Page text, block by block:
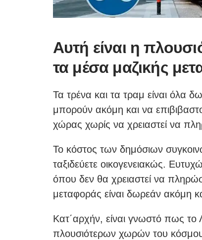
Αυτή είναι η
τα μέσα μαζικής
Τα τρένα και τα τραμ είναι όλα
μπορούν ακόμη και να
χώρας χωρίς να χρειαστεί να
Το κόστος των δημόσιων
ταξιδεύετε οικογενειακώς.
όπου δεν θα χρειαστεί να
μεταφοράς είναι δωρεάν ακόμη
Κατ΄αρχήν, είναι γνωστό πως
πλουσιότερων χωρών του